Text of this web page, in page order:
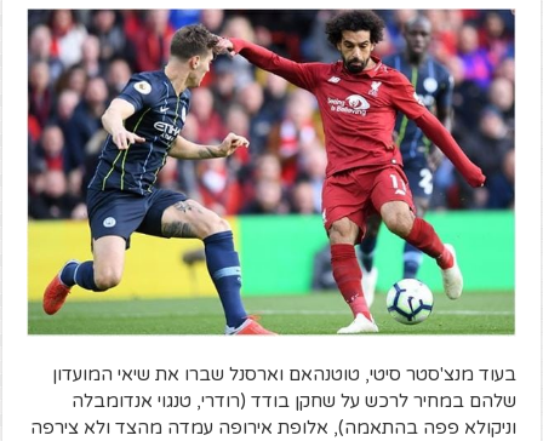
בעוד מנצ'סטר סיטי, טוטנהאם וארסנל שברו את שיאי המועדון
שלהם במחיר לרכש על שחקן בודד (רודרי, טנגוי אנדומבלה
וניקולא פפה בהתאמה), אלופת אירופה עמדה מהצד ולא צירפה